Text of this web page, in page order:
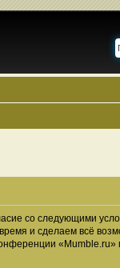
со следующими
и сделаем всё